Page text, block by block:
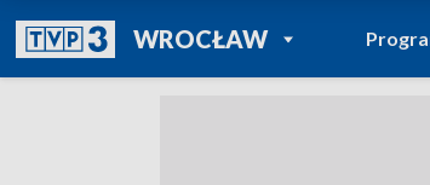
WROCŁAWPOWRÓT DO
TVP REGIONY